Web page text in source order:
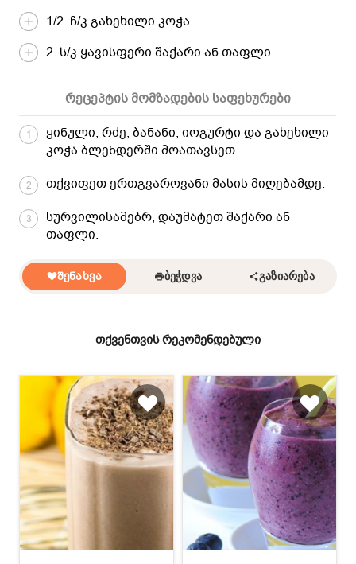
1/2 ჩ/კ გახეხილი კოჭა
2 ს/კ ყავისფერი შაქარი ან თაფლი
რეცეპტის მომზადების საფეხურები
1
ყინული, რძე, ბანანი, იოგურტი და გახეხილი
კოჭა ბლენდერში მოათავსეთ.
2 თქვიფეთ ერთგვაროვანი მასის მიღებამდე.
3
სურვილისამებრ, დაუმატეთ შაქარი ან
თაფლი.
ᲨᲔᲜᲐᲮᲕᲐ ᲑᲔᲭᲓᲕᲐ ᲒᲐᲖᲘᲐᲠᲔᲑᲐ
თქვენთვის რეკომენდებული